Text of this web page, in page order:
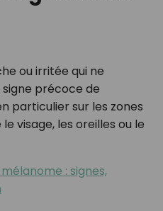
ou irritée qui ne
précoce de
particulier sur les zones
visage, les oreilles ou le
: signes,